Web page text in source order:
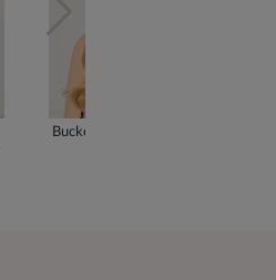
Bucket Hat z jedwabną podszewką